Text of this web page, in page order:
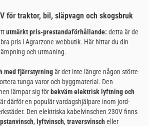
för traktor, bil, släpvagn och skogsbruk
utmärkt pris-prestandaförhållande: detta är de
pris i Agrarzone webbutik. Här hittar du din
och utmaning.
med fjärrstyrningär det inte längre någon större
tunga varor och byggmaterial. Den
lämpar sig för bekväm elektrisk lyftning och
därför en populär vardagshjälpare inom jord-
Den elektriska kabelvinschen 230V finns
, lyftvinsch, traversvinscheller